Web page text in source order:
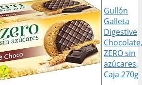
Gullón
Galleta
Digestive
Chocolate,
ZERO sin
azúcares,
Caja 270g